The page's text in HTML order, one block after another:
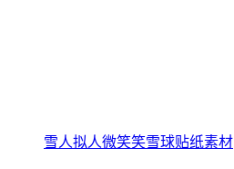
雪人拟人微笑笑雪球贴纸素材